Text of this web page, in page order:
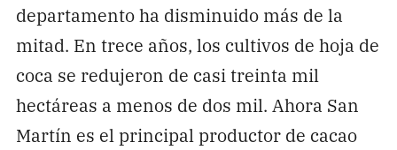
departamento ha disminuido más de la
mitad. En trece años, los cultivos de hoja de
coca se redujeron de casi treinta mil
hectáreas a menos de dos mil. Ahora San
Martín es el principal productor de cacao